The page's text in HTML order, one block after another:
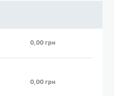
0,00 грн
0,00 грн